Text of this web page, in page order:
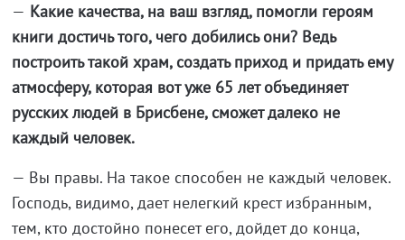
— Какие качества, на ваш взгляд, помогли героям
книги достичь того, чего добились они? Ведь
построить такой храм, создать приход и придать ему
атмосферу, которая вот уже 65 лет объединяет
русских людей в Брисбене, сможет далеко не
каждый человек.
— Вы правы. На такое способен не каждый человек.
Господь, видимо, дает нелегкий крест избранным,
тем, кто достойно понесет его, дойдет до конца,